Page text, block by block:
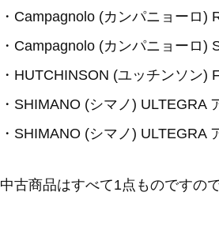
・Campagnolo (カンパニョーロ
・Campagnolo (カンパニョーロ
・HUTCHINSON (ユッチンソン
・SHIMANO (シマノ) ULTEGRA
・SHIMANO (シマノ) ULTEGRA
中古商品はすべて1点ものですの